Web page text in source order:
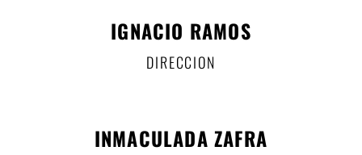
IGNACIO RAMOS
DIRECCION
INMACULADA ZAFRA​